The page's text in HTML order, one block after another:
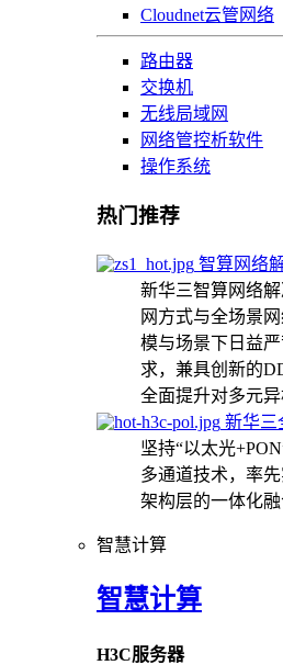
Cloudnet云管网络
路由器
交换机
无线局域网
网络管控析软件
操作系统
热门推荐
智算网络
新华三智算网络
网方式与全场景
模与场景下日益
求，兼具创新的
全面提升对多元异
新华三
坚持“以太光
多通道技术，率
架构层的一体化融
智慧计算
智慧计算
H3C服务器